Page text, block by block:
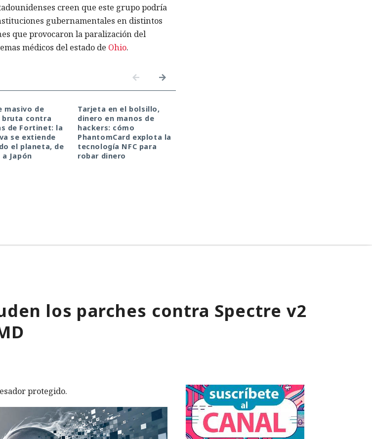
creen que este grupo podría
gubernamentales en distintos
que provocaron la paralización del
médicos del estado de Ohio.
masivo de
bruta contra
de Fortinet: la
se extiende
el planeta, de
a Japón
Tarjeta en el bolsillo,
dinero en manos de
hackers: cómo
PhantomCard explota la
tecnología NFC para
robar dinero
los parches contra Spectre v2
protegido.